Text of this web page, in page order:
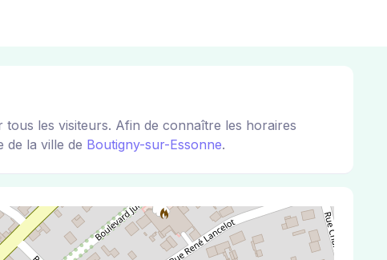
tous les visiteurs. Afin de connaître les horaires
de la ville de Boutigny-sur-Essonne.